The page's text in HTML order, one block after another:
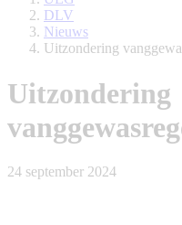
DLV
Nieuws
Uitzondering
Uitzondering
24 september 2024